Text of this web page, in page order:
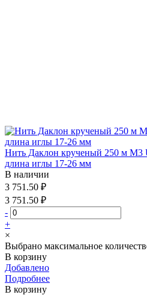
Нить Даклон крученый 250 м М3
длина иглы 17-26 мм
В наличии
3 751.50 ₽
3 751.50 ₽
-
+
×
Выбрано максимальное
В корзину
Добавлено
Подробнее
В корзину